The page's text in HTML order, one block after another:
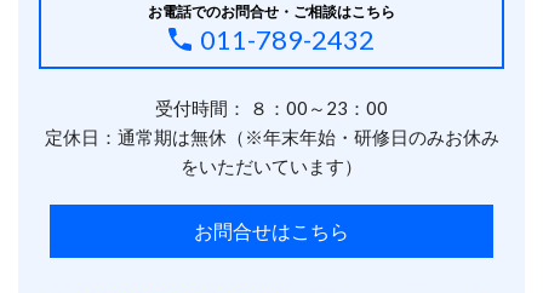
お電話でのお問合せ・ご相談はこちら
011-789-2432
受付時間： ８：00～23：00
定休日：通常期は無休（※年末年始・研修日のみお休み
をいただいています）
お問合せはこちら